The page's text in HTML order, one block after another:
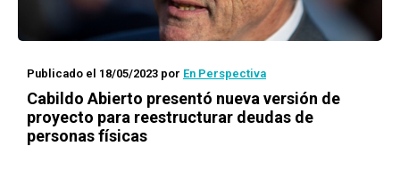
Publicado el 18/05/2023 por En Perspectiva
Cabildo Abierto presentó nueva versión de
proyecto para reestructurar deudas de
personas físicas